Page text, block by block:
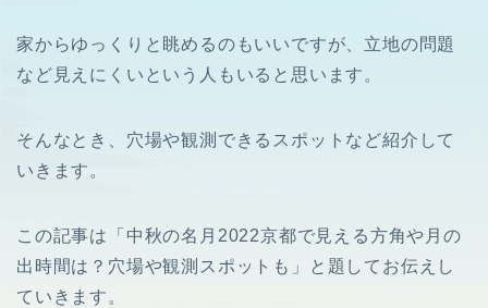
家からゆっくりと眺めるのもいいですが、立地の問題
など見えにくいという人もいると思います。
そんなとき、穴場や観測できるスポットなど紹介して
いきます。
この記事は「中秋の名月2022京都で見える方角や月の
出時間は？穴場や観測スポットも」と題してお伝えし
ていきます。